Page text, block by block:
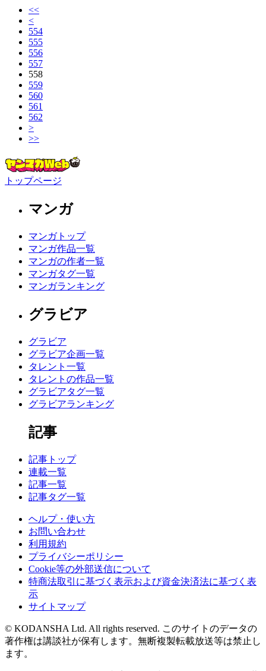
<<
<
554
555
556
557
558
559
560
561
562
>
>>
トップページ
マンガ
マンガトップ
マンガ作品一覧
マンガの作者一覧
マンガタグ一覧
マンガランキング
グラビア
グラビア
グラビア企画一覧
タレント一覧
タレントの作品一覧
グラビアタグ一覧
グラビアランキング
記事
記事トップ
連載一覧
記事一覧
記事タグ一覧
ヘルプ・使い方
お問い合わせ
利用規約
プライバシーポリシー
Cookie等の外部送信について
特商法取引に基づく表示および資金決済法に基づく表
示
サイトマップ
© KODANSHA Ltd. All rights reserved. このサイトのデータの
著作権は講談社が保有します。無断複製転載放送等は禁止し
ます。